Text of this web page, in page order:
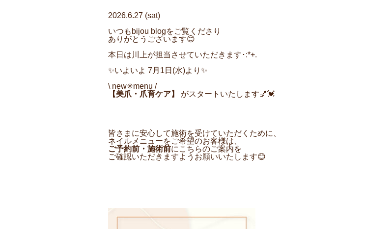
2026.6.27 (sat)
いつもbijou blogをご覧くださり
ありがとうございます😊
本日は川上が担当させていただきます･:*+.
✨いよいよ 7月1日(水)より✨
\ new✳︎menu /
【美爪・爪育ケア】
がスタートいたします💅💓
皆さまに安心して施術を受けていただくために、
ネイルメニューをご希望のお客様は、
ご予約前・施術前にこちらのご案内を
ご確認いただきますようお願いいたします😊